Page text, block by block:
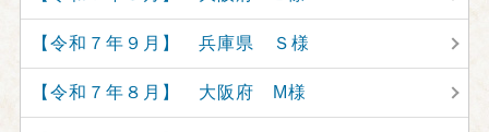
【令和７年９月】 兵庫県 Ｓ様
【令和７年８月】 大阪府 M様